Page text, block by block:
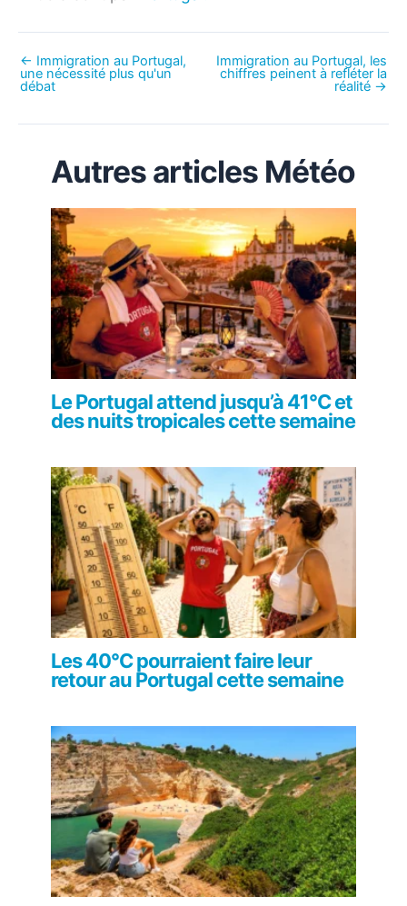
← Immigration au Portugal,
une nécessité plus qu'un
débat
Immigration au Portugal, les
chiffres peinent à refléter la
réalité →
Autres articles Météo
Le Portugal attend jusqu’à 41°C et
des nuits tropicales cette semaine
Les 40°C pourraient faire leur
retour au Portugal cette semaine